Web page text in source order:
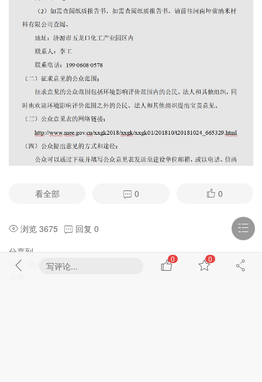
看全部 0 0
浏览 3675
回复 0
分享到
好友
朋友圈 微博
写评论...
0 0